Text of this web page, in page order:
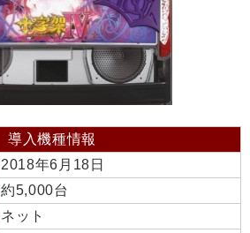
導入機種情報
2018年6月18日
約5,000台
ネット